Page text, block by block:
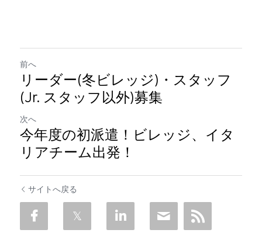
前へ
リーダー(冬ビレッジ)・スタッフ
(Jr. スタッフ以外)募集
次へ
今年度の初派遣！ビレッジ、イタ
リアチーム出発！
サイトへ戻る